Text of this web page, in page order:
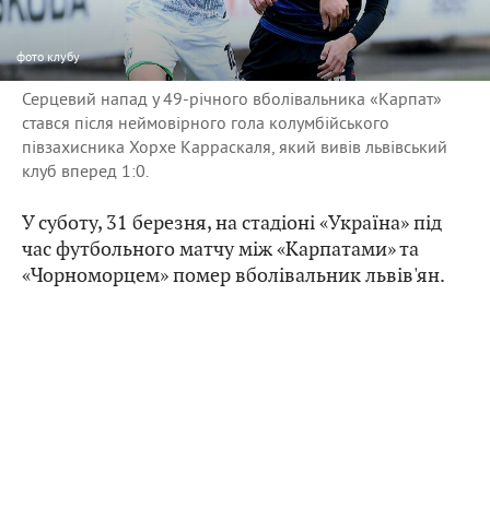
фотоклубу
Серцевий напад у 49-річного вболівальника «Карпат»
стався після неймовірного гола колумбійського
півзахисника Хорхе Карраскаля, який вивів львівський
клуб вперед 1:0.
У суботу, 31 березня, на стадіоні «Україна» під
час футбольного матчу між «Карпатами» та
«Чорноморцем» помер вболівальник львів'ян.